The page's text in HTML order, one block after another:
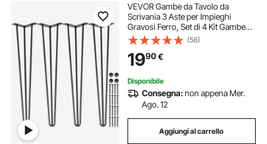
VEVOR Gambe da Tavolo da
Scrivania 3 Aste per Impieghi
Gravosi Ferro, Set di 4 Kit Gambe
da Tavolo a Forcina per Scrivania,
Adatte per Tavolini, Divani, Panche
in Legno, Seggioloni, Tavolini da
Bar
(56)
1990€
Disponibile
Consegna:non appena Mer.
Ago. 12
Aggiungi al carrello